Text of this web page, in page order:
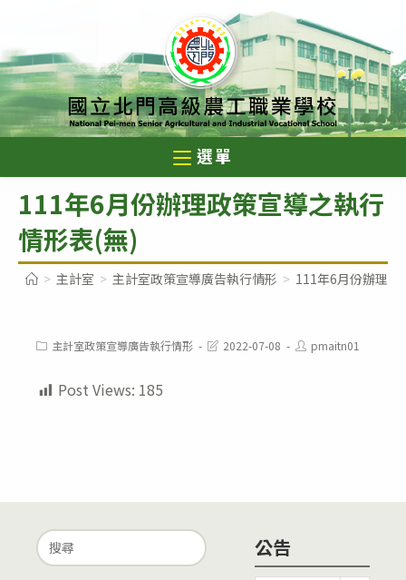
至
主
要
內
選單
111年6月份辦理政策宣導之執行
情形表(無)
> 主計室 > 主計室政策宣導廣告執行情形 > 111年6月份辦理
Post主計室政策宣導廣告執行情形
Post2022-07-08
Post
author:
pmaitn01
Post Views: 185
Search
for:
公告